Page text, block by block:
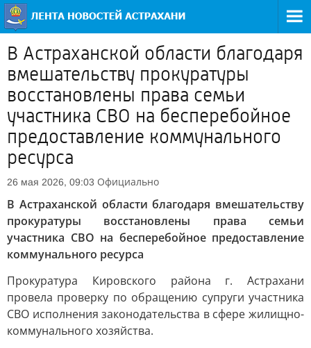
В Астраханской области благодаря
вмешательству прокуратуры
восстановлены права семьи
участника СВО на бесперебойное
предоставление коммунального
ресурса
26 мая 2026, 09:03 Официально
В Астраханской области благодаря вмешательству
прокуратуры восстановлены права семьи
участника СВО на бесперебойное предоставление
коммунального ресурса
Прокуратура Кировского района г. Астрахани
провела проверку по обращению супруги участника
СВО исполнения законодательства в сфере жилищно-
коммунального хозяйства.